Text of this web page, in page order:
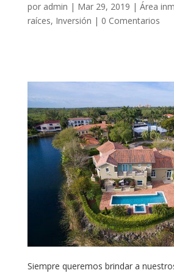
por admin | Mar 29, 2019 | Área
raíces, Inversión | 0 Comentarios
Siempre queremos brindar a